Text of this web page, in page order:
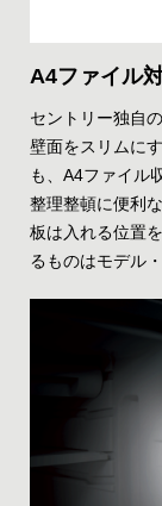
A4ファイル
セントリー独自
壁面をスリムに
も、A4ファイル
整理整頓に便利
板は入れる位置
るものはモデル